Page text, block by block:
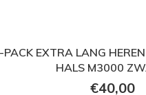
PACK EXTRA LANG
HALS M3000
€40,00